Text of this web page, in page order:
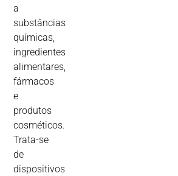
a
substâncias
químicas,
ingredientes
alimentares,
fármacos
e
produtos
cosméticos.
Trata-se
de
dispositivos